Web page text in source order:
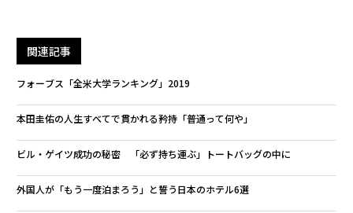
関連記事
フォーブス「全米大学ランキング」2019
本田圭佑の人生すべてで貫かれる矜持「普通って何や」
ビル・ゲイツ成功の秘密 「必ず持ち運ぶ」トートバッグの中に
外国人が「もう一度泊まろう」と誓う日本のホテル6選